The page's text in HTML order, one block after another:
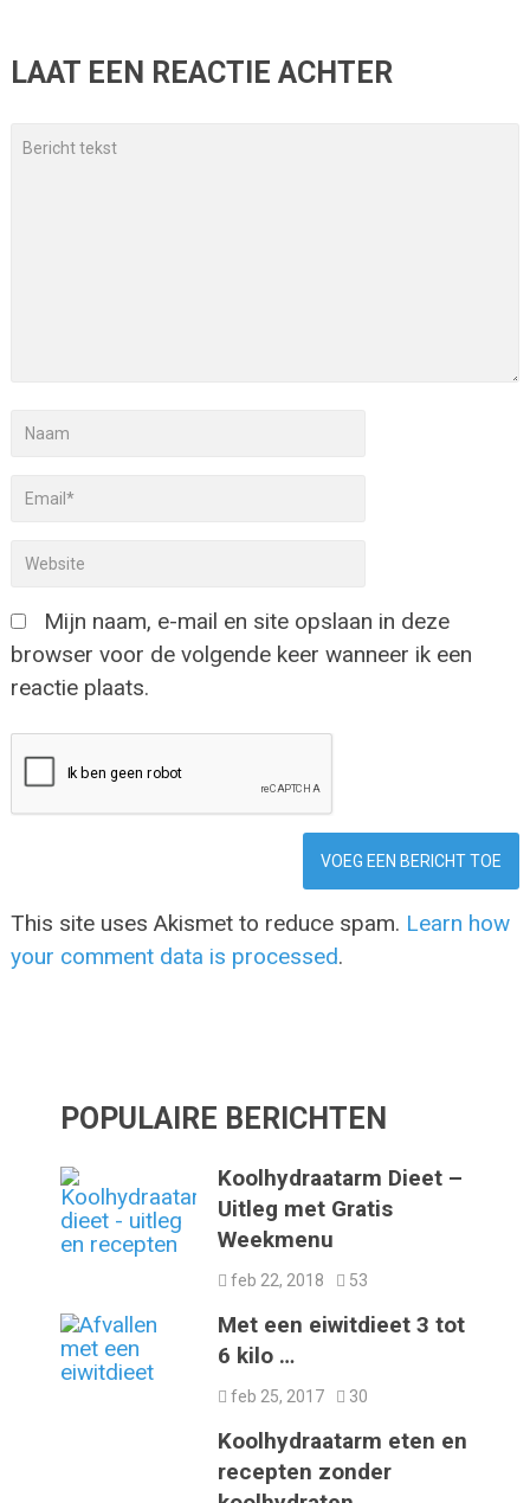
LAAT EEN REACTIE ACHTER
Mijn naam, e-mail en site opslaan in deze
browser voor de volgende keer wanneer ik een
reactie plaats.
This site uses Akismet to reduce spam. Learn how
your comment data is processed.
POPULAIRE BERICHTEN
Koolhydraatarm Dieet –
Uitleg met Gratis
Weekmenu
feb 22, 2018 53
Met een eiwitdieet 3 tot
6 kilo …
feb 25, 2017 30
Koolhydraatarm eten en
recepten zonder